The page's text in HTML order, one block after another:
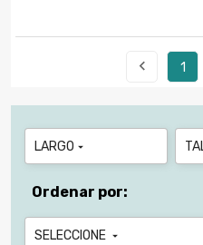
 1
LARGO 
Ordenar por:
SELECCIONE 